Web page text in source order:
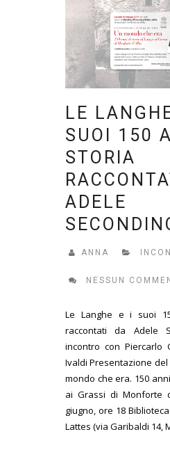
LE
SUOI 150
STORIA
ADELE
ANNA
NESSUN
Le Langhe e i suoi
raccontati da Adele
incontro con Piercarlo
Ivaldi Presentazione
mondo che era. 150
ai Grassi di Monforte
giugno, ore 18
Lattes (via Garibaldi 14,